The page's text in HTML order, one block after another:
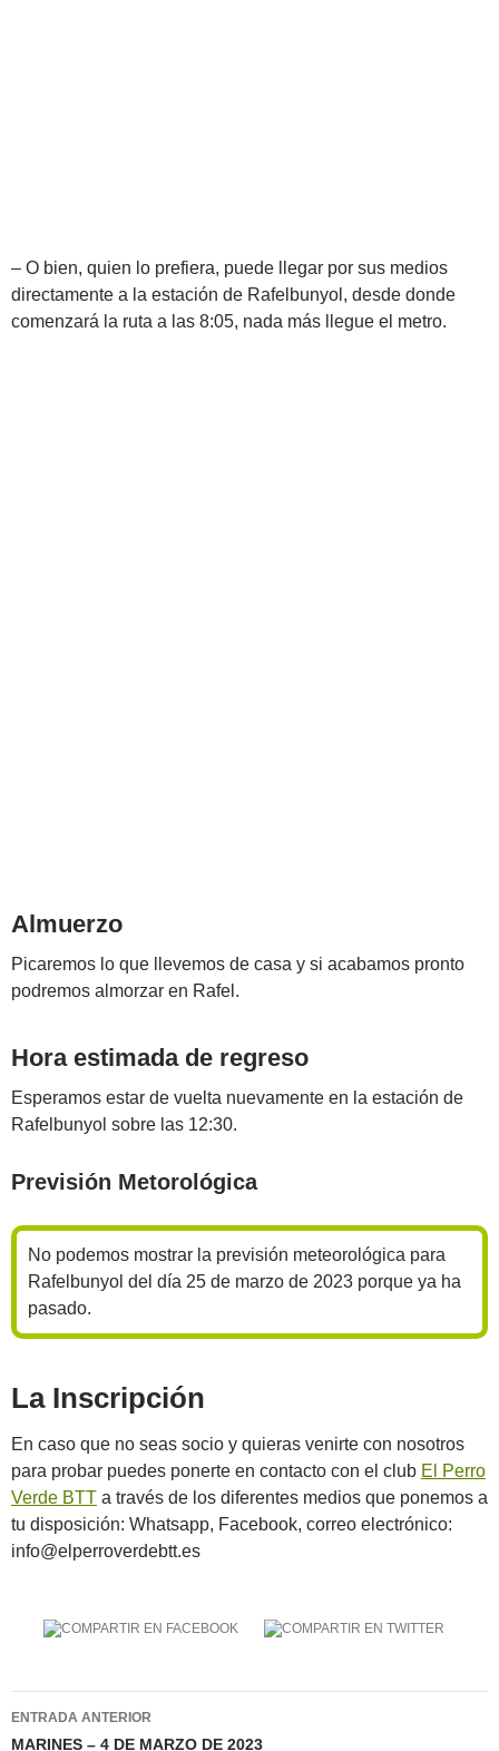
– O bien, quien lo prefiera, puede llegar por sus medios
directamente a la estación de Rafelbunyol, desde donde
comenzará la ruta a las 8:05, nada más llegue el metro.
Almuerzo
Picaremos lo que llevemos de casa y si acabamos pronto
podremos almorzar en Rafel.
Hora estimada de regreso
Esperamos estar de vuelta nuevamente en la estación de
Rafelbunyol sobre las 12:30.
Previsión Metorológica
No podemos mostrar la previsión meteorológica para
Rafelbunyol del día 25 de marzo de 2023 porque ya ha
pasado.
La Inscripción
En caso que no seas socio y quieras venirte con nosotros
para probar puedes ponerte en contacto con el club El Perro
Verde BTT a través de los diferentes medios que ponemos a
tu disposición: Whatsapp, Facebook, correo electrónico:
info@elperroverdebtt.es
Navegación
ENTRADA ANTERIOR
MARINES – 4 DE MARZO DE 2023